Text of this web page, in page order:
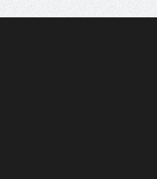
δεύτερο γύρο του
Κατάλογο Παγκόσμιας
η απόφαση Ο
και πολιτιστικό
για την